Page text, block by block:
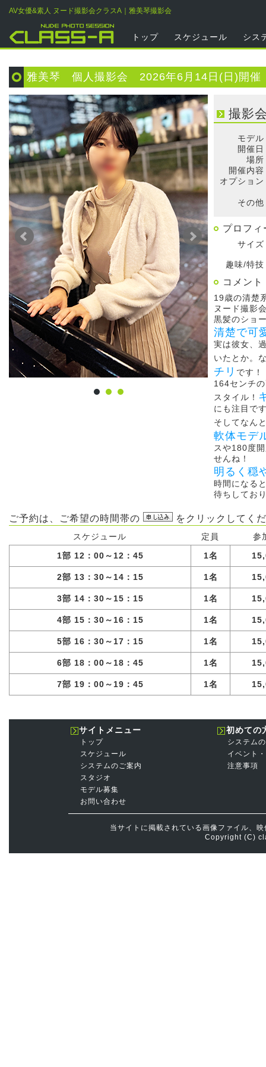
AV女優&素人 ヌード撮影会クラスA｜雅美琴撮影会
トップ スケジュール シス
雅美琴 個人撮影会 2026年6月14日(日)開催
撮影
モデル
開催
場所
開催内容
オプション
その他
プロフィ
サイズ
趣味/特技
コメント
19歳の清楚
ヌード撮影
黒髪のショ
清楚で可
実は彼女、
いたとか。
チリ です！
164センチ
スタイル！
にも注目で
そしてなん
軟体モデ
スや180度
せんね！
明るく穏
時間になる
待ちしてお
ご予約は、ご希望の時間帯の をクリックしてく
スケジュール 定員
参
1部 12：00～12：45
1名
2部 13：30～14：15 1名
3部 14：30～15：15 1名
4部 15：30～16：15 1名
5部 16：30～17：15 1名
6部 18：00～18：45 1名
7部 19：00～19：45 1名
サイトメニュー
トップ
スケジュール
システムのご案内
スタジオ
モデル募集
お問い合わせ
初めての
システム
イベント
注意事項
当サイトに掲載されている画像ファイル、
Copyright (C)